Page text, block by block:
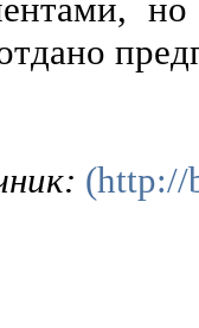
(http://